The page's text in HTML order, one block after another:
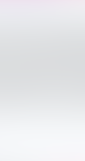
facteur
la précarité
depuis
est
pour tous les